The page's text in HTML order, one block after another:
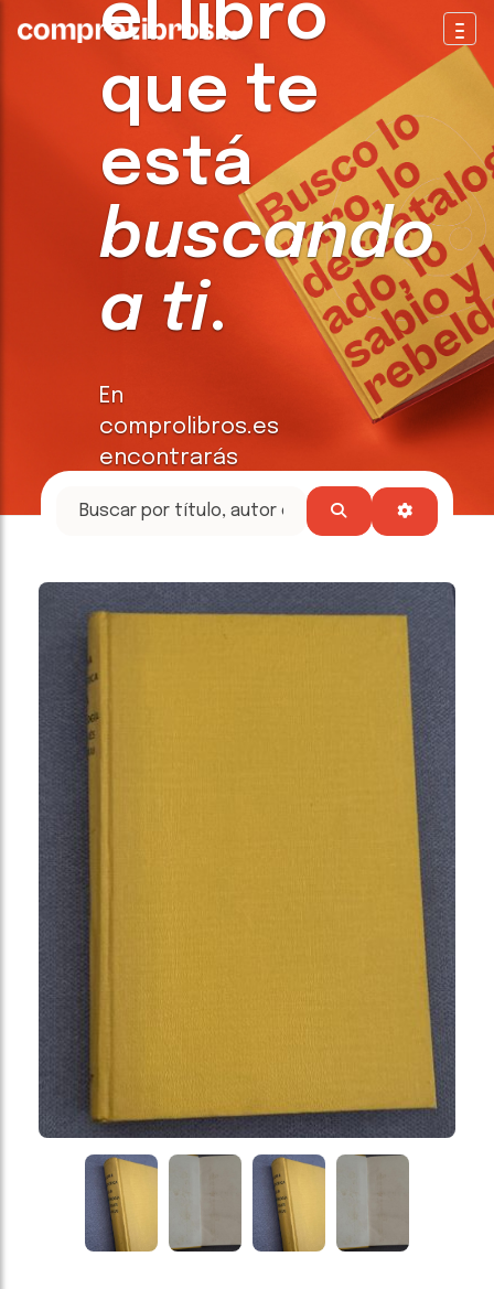
el libro
que te
está
buscando
a ti.
En
comprolibros.es
encontrarás
tesoros